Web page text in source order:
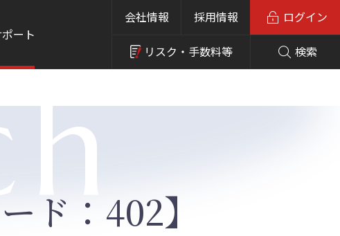
ート
会社情報 採用情報
リスク・ 手数料等 検索
ログイン
ド：402】